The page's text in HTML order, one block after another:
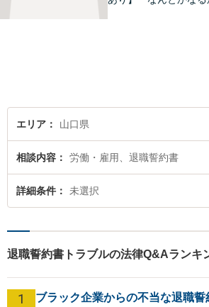
エリア 山口県
相談内容 労働・雇用、退職誓約書
詳細条件 未選択
退職誓約書トラブルの法律Q&Aランキ
1
ブラック企業からの不当な退職